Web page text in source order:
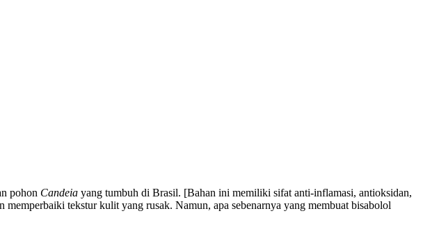
pohon Candeia yang tumbuh di Brasil. [Bahan ini memiliki sifat anti-inflamasi, antioksidan,
tekstur kulit yang rusak. Namun, apa sebenarnya yang membuat bisabolol